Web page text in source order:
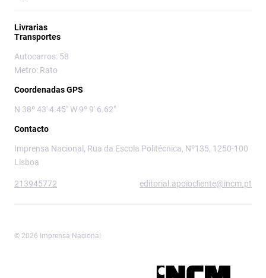
Livrarias
Transportes
Autocarros: 58
Metro: Rato
Coordenadas GPS
N 38º 43' 4.45" W 9º 9' 6.62"
Contacto
Imprensa Nacional, Rua da Escola Politécnica, Nº135, 1250-100
Lisboa
213945772 editorial.apoiocliente@incm.pt
© 2026 Imprensa Nacional